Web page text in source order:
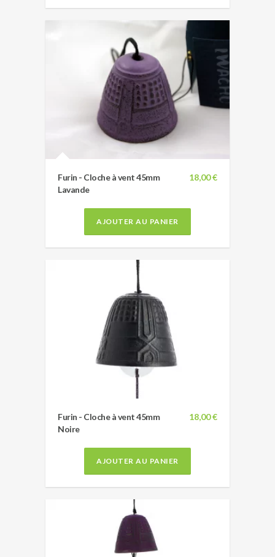
18,00 €
Furin - Cloche à vent 45mm
Lavande
AJOUTER AU PANIER
18,00 €
Furin - Cloche à vent 45mm
Noire
AJOUTER AU PANIER